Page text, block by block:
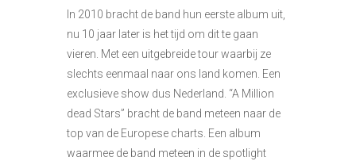
In 2010 bracht de band hun eerste album uit,
nu 10 jaar later is het tijd om dit te gaan
vieren. Met een uitgebreide tour waarbij ze
slechts eenmaal naar ons land komen. Een
exclusieve show dus Nederland. “A Million
dead Stars” bracht de band meteen naar de
top van de Europese charts. Een album
waarmee de band meteen in de spotlight